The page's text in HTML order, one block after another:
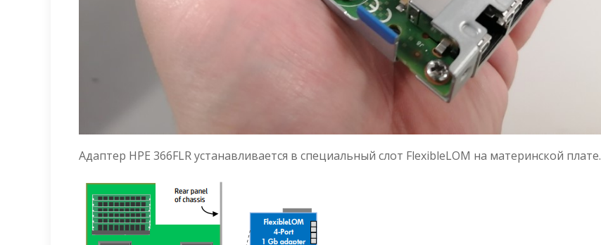
Адаптер HPE 366FLR устанавливается в специальный слот FlexibleLOM на материнской плате.